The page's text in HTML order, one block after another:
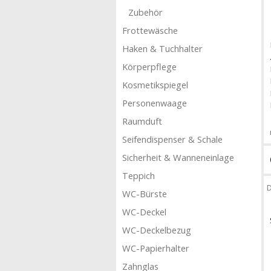
Zubehör
Frottewäsche
Haken & Tuchhalter
Körperpflege
Kosmetikspiegel
Personenwaage
Raumduft
Seifendispenser & Schale
Sicherheit & Wanneneinlage
Teppich
WC-Bürste
WC-Deckel
WC-Deckelbezug
WC-Papierhalter
Zahnglas